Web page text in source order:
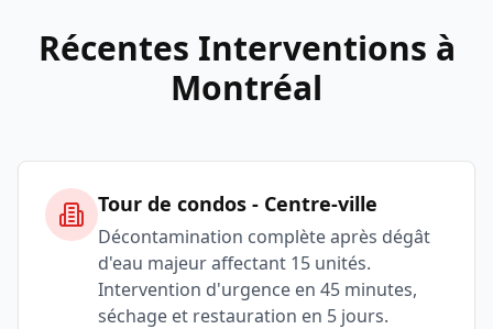
Récentes Interventions à
Montréal
Tour de condos - Centre-ville
Décontamination complète après dégât
d'eau majeur affectant 15 unités.
Intervention d'urgence en 45 minutes,
séchage et restauration en 5 jours.